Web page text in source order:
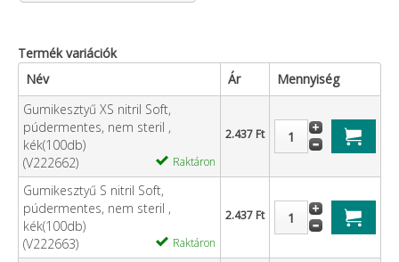
Termék variációk
Név
Ár
Mennyiség
Gumikesztyű XS nitril Soft,
púdermentes, nem steril ,
kék(100db)
(V222662)
Raktáron
2.437 Ft
Gumikesztyű S nitril Soft,
púdermentes, nem steril ,
kék(100db)
(V222663)
Raktáron
2.437 Ft